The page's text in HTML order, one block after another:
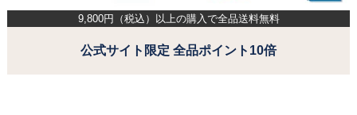
9,800円（税込）以上の購入で全品送料無料
公式サイト限定 全品ポイント10倍